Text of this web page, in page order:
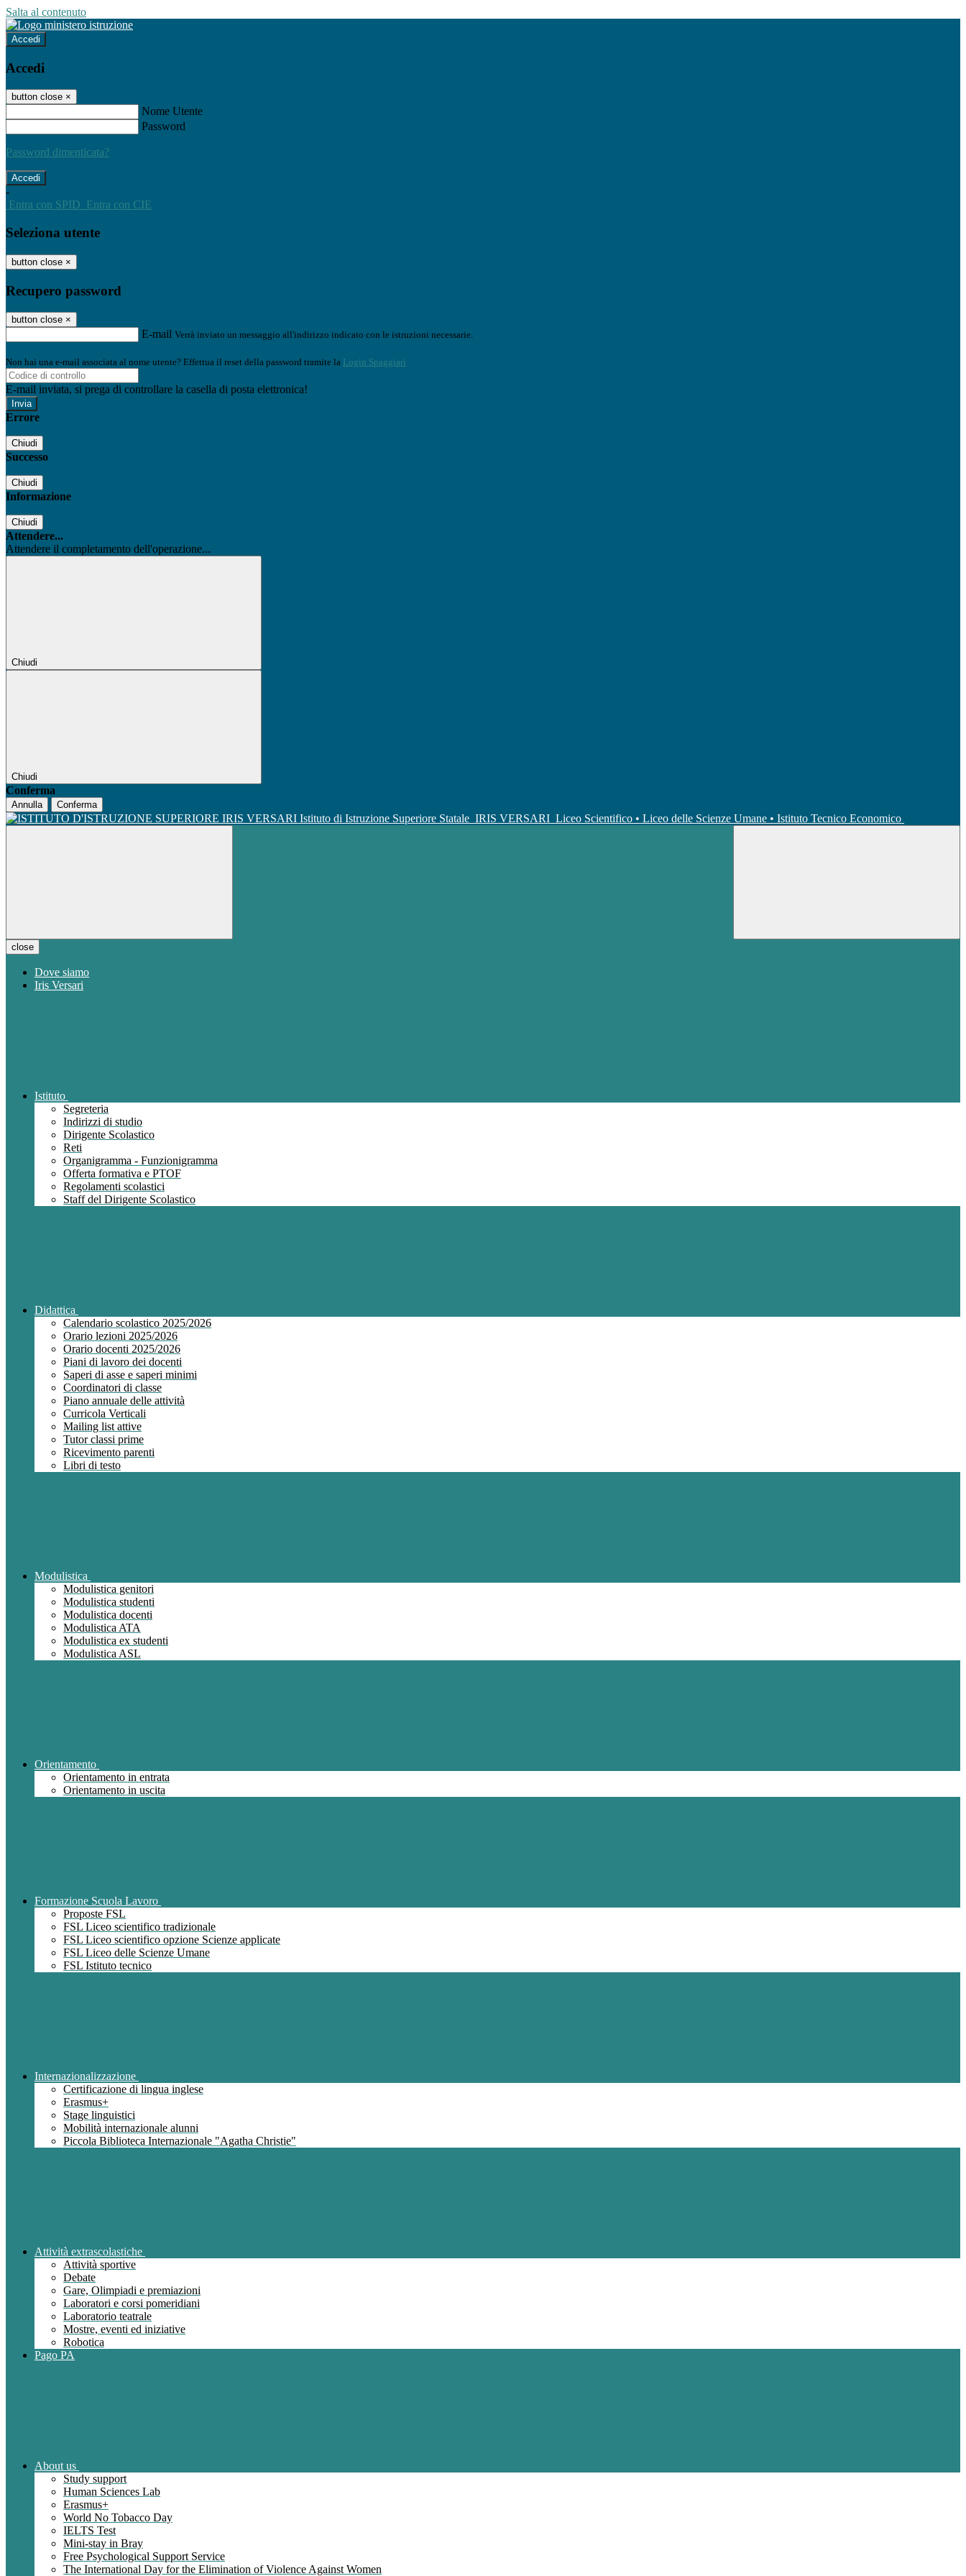
Salta al contenuto
Accedi
Accedi
button close ×
Nome Utente
Password
Password dimenticata?
-
Entra con SPID Entra con CIE
Seleziona utente
button close ×
Recupero password
button close ×
E-mail Verrà inviato un messaggio all'indirizzo indicato con le istruzioni necessarie.
Non hai una e-mail associata al nome utente? Effettua il reset della password tramite la Login Spaggiari
E-mail inviata, si prega di controllare la casella di posta elettronica!
Errore
Chiudi
Successo
Chiudi
Informazione
Chiudi
Attendere...
Attendere il completamento dell'operazione...
Chiudi
Chiudi
Conferma
Annulla Conferma
Istituto di Istruzione Superiore Statale IRIS VERSARI Liceo Scientifico • Liceo delle Scienze Umane • Istituto Tecnico Economico
close
Dove siamo
Iris Versari
Istituto
Segreteria
Indirizzi di studio
Dirigente Scolastico
Reti
Organigramma - Funzionigramma
Offerta formativa e PTOF
Regolamenti scolastici
Staff del Dirigente Scolastico
Didattica
Calendario scolastico 2025/2026
Orario lezioni 2025/2026
Orario docenti 2025/2026
Piani di lavoro dei docenti
Saperi di asse e saperi minimi
Coordinatori di classe
Piano annuale delle attività
Curricola Verticali
Mailing list attive
Tutor classi prime
Ricevimento parenti
Libri di testo
Modulistica
Modulistica genitori
Modulistica studenti
Modulistica docenti
Modulistica ATA
Modulistica ex studenti
Modulistica ASL
Orientamento
Orientamento in entrata
Orientamento in uscita
Formazione Scuola Lavoro
Proposte FSL
FSL Liceo scientifico tradizionale
FSL Liceo scientifico opzione Scienze applicate
FSL Liceo delle Scienze Umane
FSL Istituto tecnico
Internazionalizzazione
Certificazione di lingua inglese
Erasmus+
Stage linguistici
Mobilità internazionale alunni
Piccola Biblioteca Internazionale "Agatha Christie"
Attività extrascolastiche
Attività sportive
Debate
Gare, Olimpiadi e premiazioni
Laboratori e corsi pomeridiani
Laboratorio teatrale
Mostre, eventi ed iniziative
Robotica
Pago PA
About us
Study support
Human Sciences Lab
Erasmus+
World No Tobacco Day
IELTS Test
Mini-stay in Bray
Free Psychological Support Service
The International Day for the Elimination of Violence Against Women